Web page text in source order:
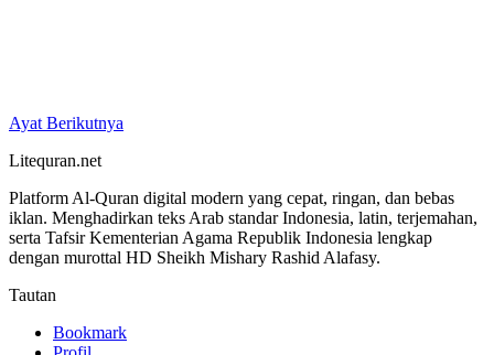
Ayat Berikutnya
Litequran.net
Platform Al-Quran digital modern yang cepat, ringan, dan bebas
iklan. Menghadirkan teks Arab standar Indonesia, latin, terjemahan,
serta Tafsir Kementerian Agama Republik Indonesia lengkap
dengan murottal HD Sheikh Mishary Rashid Alafasy.
Tautan
Bookmark